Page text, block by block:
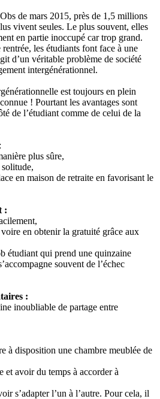
de mars 2015, près de 1,5 millions
vivent seules. Le plus souvent, elles
en partie inoccupé car trop grand.
les étudiants font face à une
d’un véritable problème de société
intergénérationnel.
est toujours en plein
! Pourtant les avantages sont
de l’étudiant comme de celui de la
:
plus sûre,
en maison de retraite en favorisant le
:
en obtenir la gratuité grâce aux
étudiant qui prend une quinzaine
souvent de l’échec
:
inoubliable de partage entre
à disposition une chambre meublée de
et avoir du temps à accorder à
s’adapter l’un à l’autre. Pour cela, il